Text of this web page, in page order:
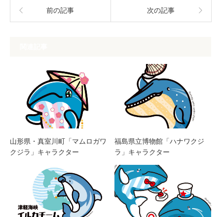
前の記事 次の記事
山形県・真室川町「マムロガワ
クジラ」キャラクター
福島県立博物館「ハナワクジ
ラ」キャラクター